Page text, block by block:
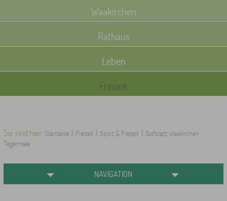
Waakirchen
Rathaus
Leben
Freizeit
Sie sind hier: Startseite | Freizeit | Sport & Freizeit | Golfplatz Waakirchen
Tegernsee
NAVIGATION